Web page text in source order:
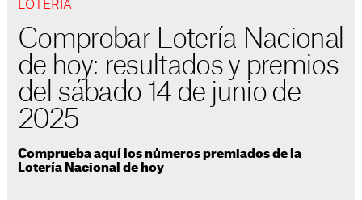
LOTERÍA
Comprobar Lotería Nacional
de hoy: resultados y premios
del sábado 14 de junio de
2025
Comprueba aquí los números premiados de la
Lotería Nacional de hoy